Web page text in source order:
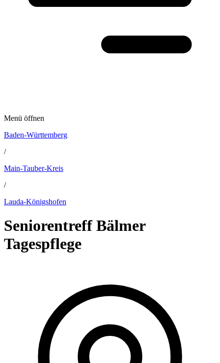
Menü öffnen
Baden-Württemberg
/
Main-Tauber-Kreis
/
Lauda-Königshofen
Seniorentreff Bälmer
Tagespflege